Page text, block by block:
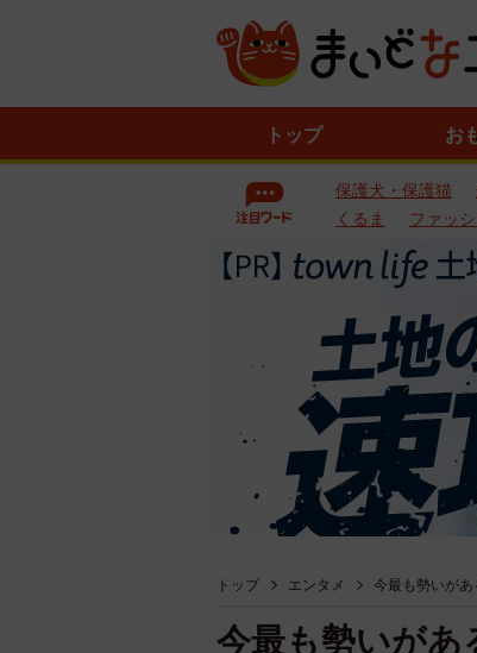
トップ お
保護犬・保護猫
くるま
ファッ
トップ エンタメ 今最も勢いが
今最も勢いが